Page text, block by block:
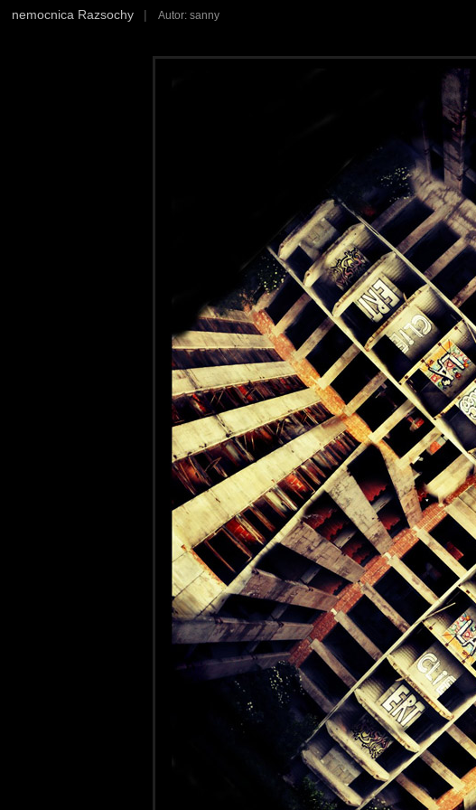
nemocnica Razsochy | Autor: sanny